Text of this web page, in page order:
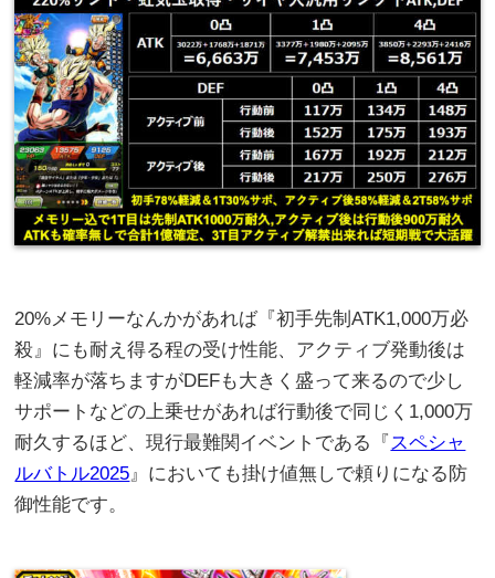
20%メモリーなんかがあれば『初手先制ATK1,000万必
殺』にも耐え得る程の受け性能、アクティブ発動後は
軽減率が落ちますがDEFも大きく盛って来るので少し
サポートなどの上乗せがあれば行動後で同じく1,000万
耐久するほど、現行最難関イベントである『 スペシャ
ルバトル2025 』においても掛け値無しで頼りになる防
御性能です。